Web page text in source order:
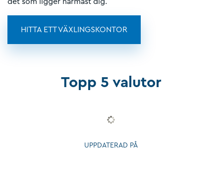
HITTA ETT VÄXLINGSKONTOR
Topp 5 valutor
UPPDATERAD PÅ